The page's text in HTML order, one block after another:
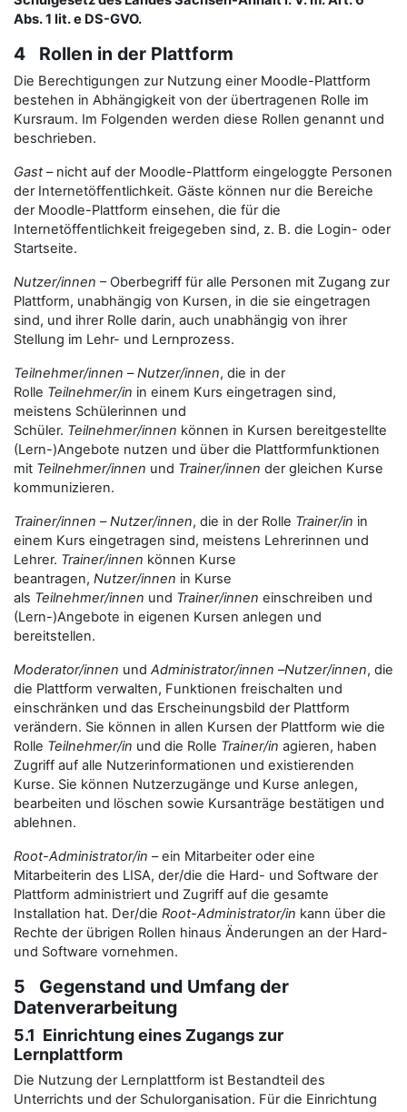
Abs. 1 lit. e DS-GVO.
4 Rollen in der Plattform
Die Berechtigungen zur Nutzung einer Moodle-Plattform
bestehen in Abhängigkeit von der übertragenen Rolle im
Kursraum. Im Folgenden werden diese Rollen genannt und
beschrieben.
Gast– nicht auf der Moodle-Plattform eingeloggte Personen
der Internetöffentlichkeit. Gäste können nur die Bereiche
der Moodle-Plattform einsehen, die für die
Internetöffentlichkeit freigegeben sind, z. B. die Login- oder
Startseite.
Nutzer/innen – Oberbegriff für alle Personen mit Zugang zur
Plattform, unabhängig von Kursen, in die sie eingetragen
sind, und ihrer Rolle darin, auch unabhängig von ihrer
Stellung im Lehr- und Lernprozess.
Teilnehmer/innen –Nutzer/innen, die in der
Rolle Teilnehmer/in in einem Kurs eingetragen sind,
meistens Schülerinnen und
Schüler. Teilnehmer/innen können in Kursen bereitgestellte
(Lern-)Angebote nutzen und über die Plattformfunktionen
mit Teilnehmer/innen und Trainer/innen der gleichen Kurse
kommunizieren.
Trainer/innen –Nutzer/innen, die in der Rolle Trainer/in in
einem Kurs eingetragen sind, meistens Lehrerinnen und
Lehrer. Trainer/innen können Kurse
beantragen, Nutzer/innen in Kurse
als Teilnehmer/innen und Trainer/innen einschreiben und
(Lern-)Angebote in eigenen Kursen anlegen und
bereitstellen.
Moderator/innen und Administrator/innen –Nutzer/innen, die
die Plattform verwalten, Funktionen freischalten und
einschränken und das Erscheinungsbild der Plattform
verändern. Sie können in allen Kursen der Plattform wie die
Rolle Teilnehmer/in und die Rolle Trainer/in agieren, haben
Zugriff auf alle Nutzerinformationen und existierenden
Kurse. Sie können Nutzerzugänge und Kurse anlegen,
bearbeiten und löschen sowie Kursanträge bestätigen und
ablehnen.
Root-Administrator/in – ein Mitarbeiter oder eine
Mitarbeiterin des LISA, der/die die Hard- und Software der
Plattform administriert und Zugriff auf die gesamte
Installation hat. Der/die Root-Administrator/in kann über die
Rechte der übrigen Rollen hinaus Änderungen an der Hard-
und Software vornehmen.
5 Gegenstand und Umfang der
Datenverarbeitung
5.1 Einrichtung eines Zugangs zur
Lernplattform
Die Nutzung der Lernplattform ist Bestandteil des
Unterrichts und der Schulorganisation. Für die Einrichtung